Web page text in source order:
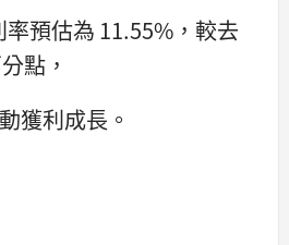
預估為 11.55%，較去
點，
獲利成長。